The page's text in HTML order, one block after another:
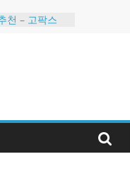
천 – 고팍스
행 멤버십 현
위 BEST 2